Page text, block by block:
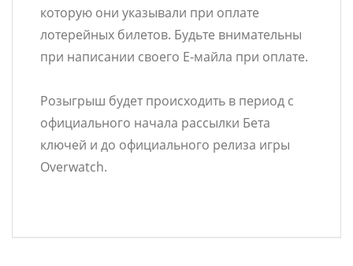
которую они указывали при оплате
лотерейных билетов. Будьте внимательны
при написании своего Е-майла при оплате.
Розыгрыш будет происходить в период с
официального начала рассылки Бета
ключей и до официального релиза игры
Overwatch.